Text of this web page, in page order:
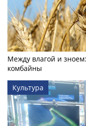
Между влагой и
комбайны
Культура